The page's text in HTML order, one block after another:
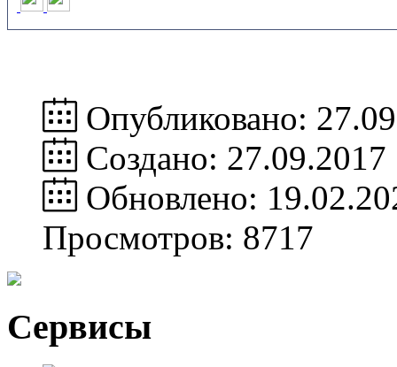
Опубликовано:
Создано: 27.09.2017
Обновлено:
Просмотров: 8717
Сервисы